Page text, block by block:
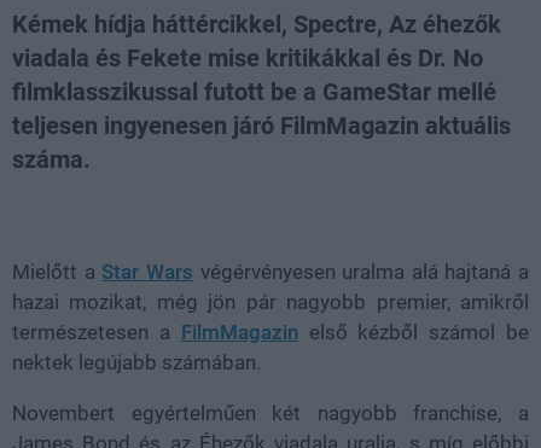
Kémek hídja háttércikkel, Spectre, Az éhezők
viadala és Fekete mise kritikákkal és Dr. No
filmklasszikussal futott be a GameStar mellé
teljesen ingyenesen járó FilmMagazin aktuális
száma.
Mielőtt a Star Wars végérvényesen uralma alá hajtaná a
hazai mozikat, még jön pár nagyobb premier, amikről
természetesen a FilmMagazinelső kézből számol be
nektek legújabb számában.
Novembert egyértelműen két nagyobb franchise, a
James Bond és az Éhezők viadala uralja, s míg előbbi